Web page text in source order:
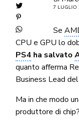
7 LUGLIO
Se
CPU e GPU lo
PS4ha salvato
quanto afferma
Business Lead
Ma in che modo
produttore di